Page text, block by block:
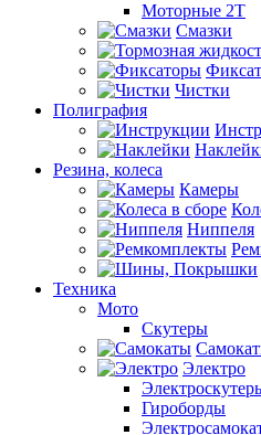
Моторные 2Т
Смазки
Чистки
Полиграфия
Резина, колеса
Камеры
Ниппеля
Техника
Мото
Скутеры
Электро
Гироборды